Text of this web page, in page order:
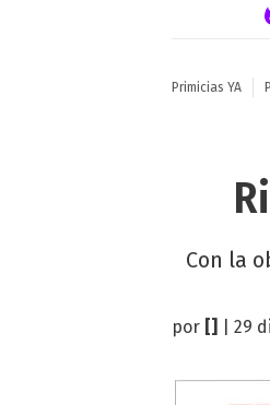
Primicias YA
Con la
por | 29